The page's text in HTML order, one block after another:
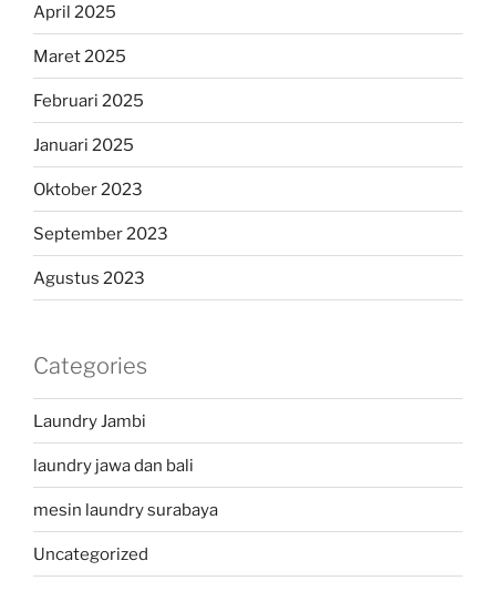
April 2025
Maret 2025
Februari 2025
Januari 2025
Oktober 2023
September 2023
Agustus 2023
Categories
Laundry Jambi
laundry jawa dan bali
mesin laundry surabaya
Uncategorized